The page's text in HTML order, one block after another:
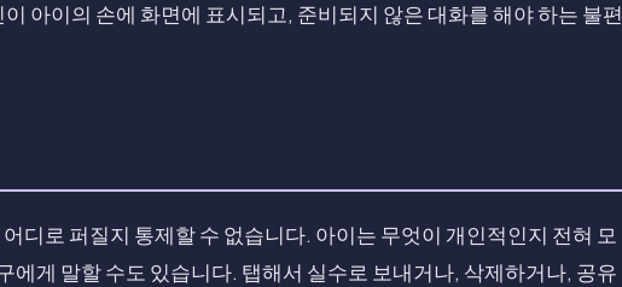
아이의 손에 화면에 표시되고, 준비되지 않은 대화를 해야 하는 불편
디로 퍼질지 통제할 수 없습니다. 아이는 무엇이 개인적인지 전혀 모
에게 말할 수도 있습니다. 탭해서 실수로 보내거나, 삭제하거나, 공유